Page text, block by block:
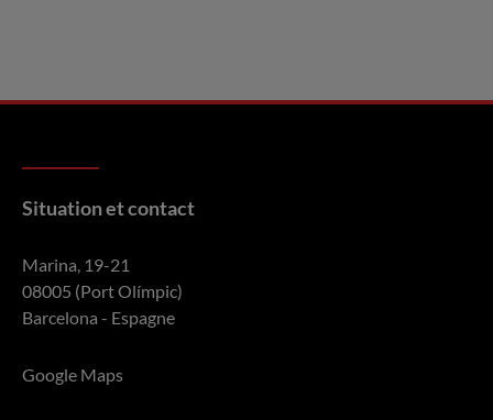
Situation et contact
Marina, 19-21
08005 (Port Olímpic)
Barcelona - Espagne
Google Maps